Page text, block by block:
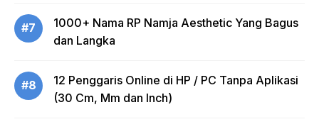
#7
1000+ Nama RP Namja Aesthetic Yang Bagus
dan Langka
#8
12 Penggaris Online di HP / PC Tanpa Aplikasi
(30 Cm, Mm dan Inch)